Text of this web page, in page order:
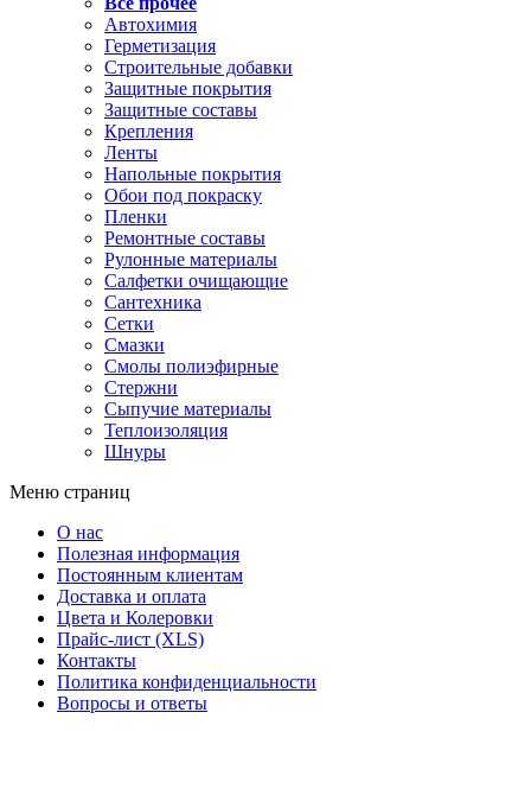
Автохимия
Герметизация
Строительные добавки
Защитные покрытия
Защитные составы
Крепления
Ленты
Напольные покрытия
Обои под покраску
Пленки
Ремонтные составы
Рулонные материалы
Салфетки очищающие
Сантехника
Сетки
Смазки
Смолы полиэфирные
Стержни
Сыпучие материалы
Теплоизоляция
Шнуры
Меню страниц
О нас
Полезная информация
Постоянным клиентам
Доставка и оплата
Цвета и Колеровки
Прайс-лист (XLS)
Контакты
Политика конфиденциальности
Вопросы и ответы